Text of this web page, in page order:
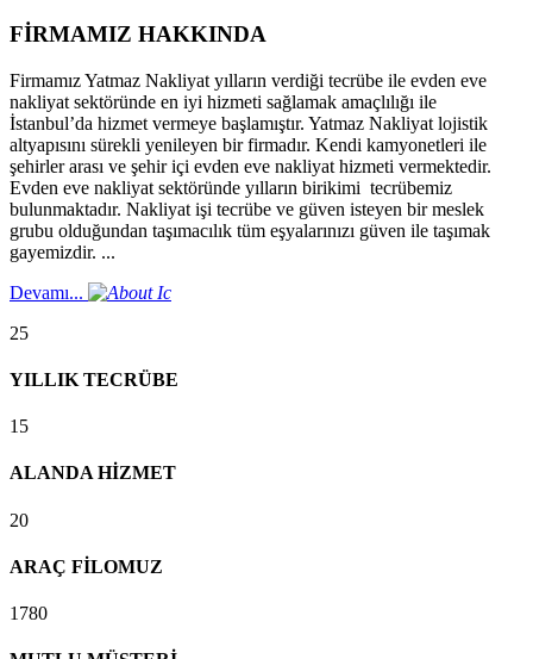
FİRMAMIZ HAKKINDA
Firmamız Yatmaz Nakliyat yılların verdiği tecrübe ile evden eve
nakliyat sektöründe en iyi hizmeti sağlamak amaçlılığı ile
İstanbul’da hizmet vermeye başlamıştır. Yatmaz Nakliyat lojistik
altyapısını sürekli yenileyen bir firmadır. Kendi kamyonetleri ile
şehirler arası ve şehir içi evden eve nakliyat hizmeti vermektedir.
Evden eve nakliyat sektöründe yılların birikimi tecrübemiz
bulunmaktadır. Nakliyat işi tecrübe ve güven isteyen bir meslek
grubu olduğundan taşımacılık tüm eşyalarınızı güven ile taşımak
gayemizdir. ...
Devamı...
25
YILLIK TECRÜBE
15
ALANDA HİZMET
20
ARAÇ FİLOMUZ
1780